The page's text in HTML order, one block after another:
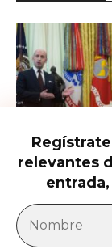
Trump firma
restringir la
nacimiento
América Latina
relevantes
entrada,